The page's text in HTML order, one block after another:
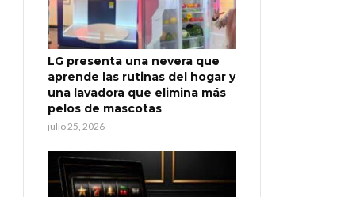
LG presenta una nevera que
aprende las rutinas del hogar y
una lavadora que elimina más
pelos de mascotas
julio 25, 2026